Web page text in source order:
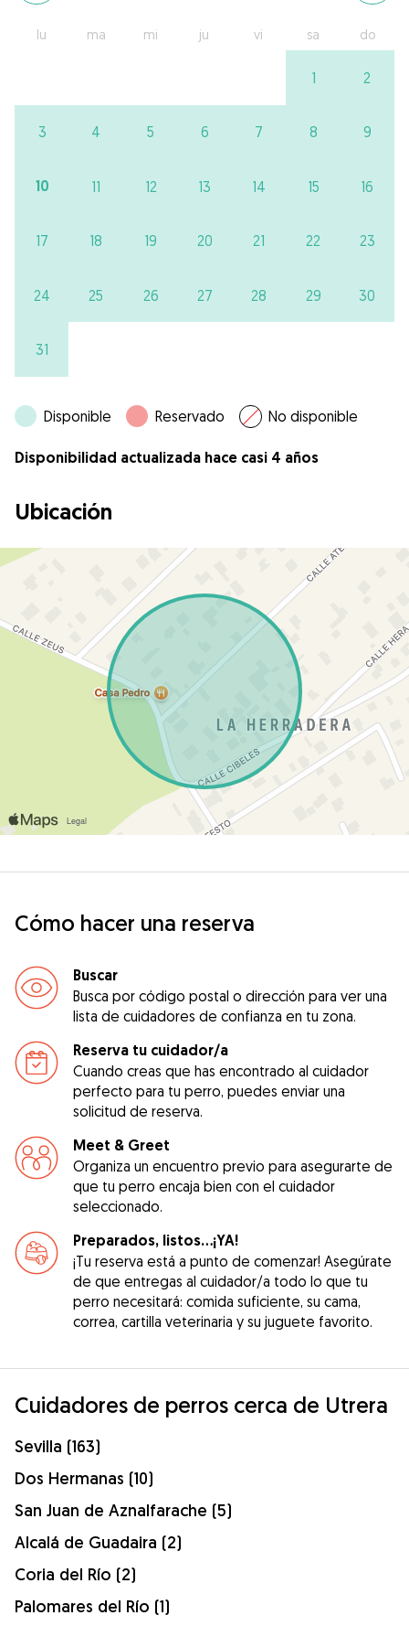
lu ma mi ju vi sa do
1 2
3 4 5 6 7 8 9
10 11 12 13 14 15 16
17 18 19 20 21 22 23
24 25 26 27 28 29 30
31
Disponible Reservado No disponible
Disponibilidad actualizada hace casi 4 años
Ubicación
Cómo hacer una reserva
Buscar
Busca por código postal o dirección para ver una
lista de cuidadores de confianza en tu zona.
Reserva tu cuidador/a
Cuando creas que has encontrado al cuidador
perfecto para tu perro, puedes enviar una
solicitud de reserva.
Meet & Greet
Organiza un encuentro previo para asegurarte de
que tu perro encaja bien con el cuidador
seleccionado.
Preparados, listos...¡YA!
¡Tu reserva está a punto de comenzar! Asegúrate
de que entregas al cuidador/a todo lo que tu
perro necesitará: comida suficiente, su cama,
correa, cartilla veterinaria y su juguete favorito.
Cuidadores de perros cerca de Utrera
Sevilla (163)
Dos Hermanas (10)
San Juan de Aznalfarache (5)
Alcalá de Guadaira (2)
Coria del Río (2)
Palomares del Río (1)